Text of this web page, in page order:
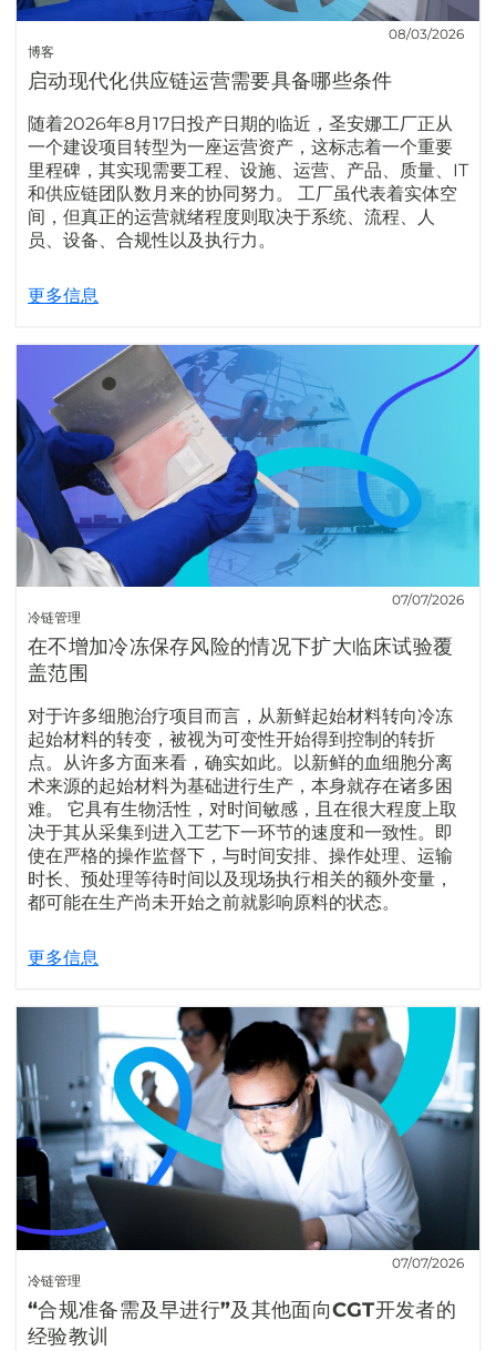
博客
08/03/2026
启动现代化供应链运营需要具备哪些条件
随着2026年8月17日投产日期的临近，圣安娜工厂正从
一个建设项目转型为一座运营资产，这标志着一个重要
里程碑，其实现需要工程、设施、运营、产品、质量、IT
和供应链团队数月来的协同努力。 工厂虽代表着实体空
间，但真正的运营就绪程度则取决于系统、流程、人
员、设备、合规性以及执行力。
更多信息
冷链管理
07/07/2026
在不增加冷冻保存风险的情况下扩大临床试验覆
盖范围
对于许多细胞治疗项目而言，从新鲜起始材料转向冷冻
起始材料的转变，被视为可变性开始得到控制的转折
点。从许多方面来看，确实如此。以新鲜的血细胞分离
术来源的起始材料为基础进行生产，本身就存在诸多困
难。 它具有生物活性，对时间敏感，且在很大程度上取
决于其从采集到进入工艺下一环节的速度和一致性。即
使在严格的操作监督下，与时间安排、操作处理、运输
时长、预处理等待时间以及现场执行相关的额外变量，
都可能在生产尚未开始之前就影响原料的状态。
更多信息
冷链管理
07/07/2026
“合规准备需及早进行”及其他面向CGT开发者的
经验教训